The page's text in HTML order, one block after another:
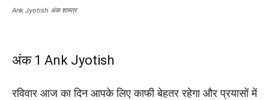
Ank Jyotish अंक शास्त्र
अंक 1 Ank Jyotish
रविवार आज का दिन आपके लिए काफी बेहतर रहेगा और प्रयासों में